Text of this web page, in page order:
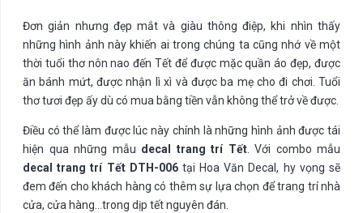
Đơn giản nhưng đẹp mắt và giàu thông điệp, khi nhìn thấy
những hình ảnh này khiến ai trong chúng ta cũng nhớ về một
thời tuổi thơ nôn nao đến Tết để được mặc quần áo đẹp, được
ăn bánh mứt, được nhận lì xì và được ba mẹ cho đi chơi. Tuổi
thơ tươi đẹp ấy dù có mua bằng tiền vẫn không thể trở về được.
Điều có thể làm được lúc này chính là những hình ảnh được tái
hiện qua những mẫu decal trang trí Tết. Với combo mẫu
decal trang trí Tết DTH-006tại Hoa Văn Decal, hy vọng sẽ
đem đến cho khách hàng có thêm sự lựa chọn để trang trí nhà
cửa, cửa hàng…trong dịp tết nguyên đán.